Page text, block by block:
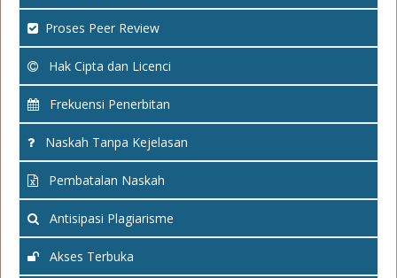
Proses Peer Review
Hak Cipta dan Licenci
Frekuensi Penerbitan
Naskah Tanpa Kejelasan
Pembatalan Naskah
Antisipasi Plagiarisme
Akses Terbuka